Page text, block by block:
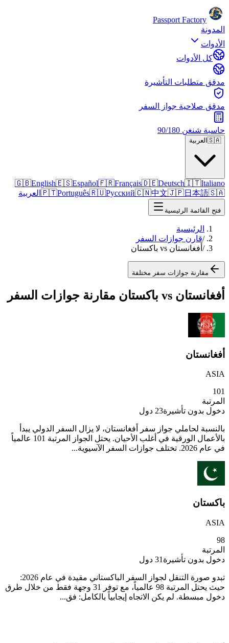
Passport Factory
المدونة
الأدوات
كل الأدوات
مدقق متطلبات التأشيرة
مدقق صلاحية جواز السفر
حاسبة شنغن 90/180
🇸🇦 العربية
🇬🇧English🇪🇸Español🇫🇷Français🇩🇪Deutsch🇮🇹Italiano
🇵🇹Português🇷🇺Русский🇨🇳中文🇯🇵日本語🇸🇦 العربية
فتح القائمة الرئيسية
الرئيسية
/قارن جوازات السفر
/ أفغانستان vs باكستان
مقارنة جوازات سفر مختلفة
أفغانستان vs باكستان مقارنة جوازات السفر
أفغانستان
ASIA
101
المرتبة
دخول بدون تأشيرة23 دول
بالنسبة لحاملي جواز سفر أفغانستان، لا يزال السفر الدولي يبدأ
بالأعمال الورقية في أغلب الأحيان. يحتل الجواز المرتبة 101 عالمياً
في عام 2026. تختلف جوازات السفر الآسيوية...
باكستان
ASIA
98
المرتبة
دخول بدون تأشيرة 31 دول
تبدو صورة التنقل لجواز السفر الباكستاني مقيدة في عام 2026:
حيث يحتل المرتبة 98 عالمياً، مع توفر 31 وجهة فقط من خلال طرق
دخول مبسطة. لم يكن الاتجاه إيجابياً بالكامل: فق...